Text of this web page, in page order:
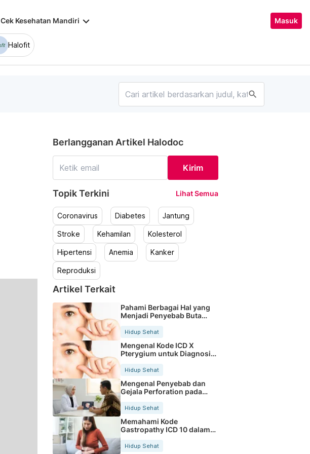
Cek Kesehatan Mandiri keyboard_arrow_down Masuk
Halofit
search
Berlangganan Artikel Halodoc
Kirim
Topik Terkini Lihat Semua
Coronavirus Diabetes Jantung
Stroke Kehamilan Kolesterol
Hipertensi Anemia Kanker
Reproduksi
Artikel Terkait
Pahami Berbagai Hal yang
Menjadi Penyebab Buta
Hidup Sehat
Mengenal Kode ICD X
Pterygium untuk Diagnosis
Hidup Sehat
Mengenal Penyebab dan
Gejala Perforation pada
Tubuh
Hidup Sehat
Memahami Kode
Gastropathy ICD 10 dalam
Rekam Medis Pasien
Hidup Sehat